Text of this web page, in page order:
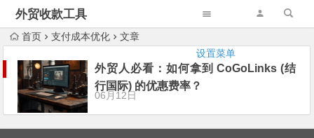
外贸收款工具
设置菜单
首页 支付成本优化 文章
外贸人必看：如何拿到 CoGoLinks (结
行国际) 的优惠费率？
06月12日